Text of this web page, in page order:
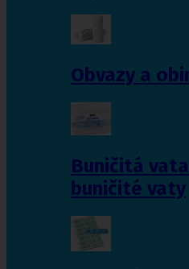
Obvazy a
Buničitá
buničité vaty